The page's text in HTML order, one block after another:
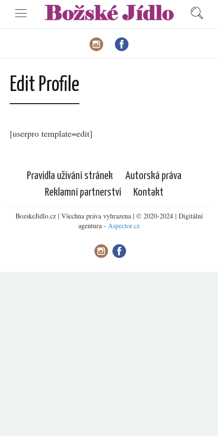
Edit Profile
[userpro template=edit]
Pravidla užívání stránek
Autorská práva
Reklamní partnerství
Kontakt
BozskeJidlo.cz | Všechna práva vyhrazena | © 2020-2024 | Digitální
agentura - Aspector.cz